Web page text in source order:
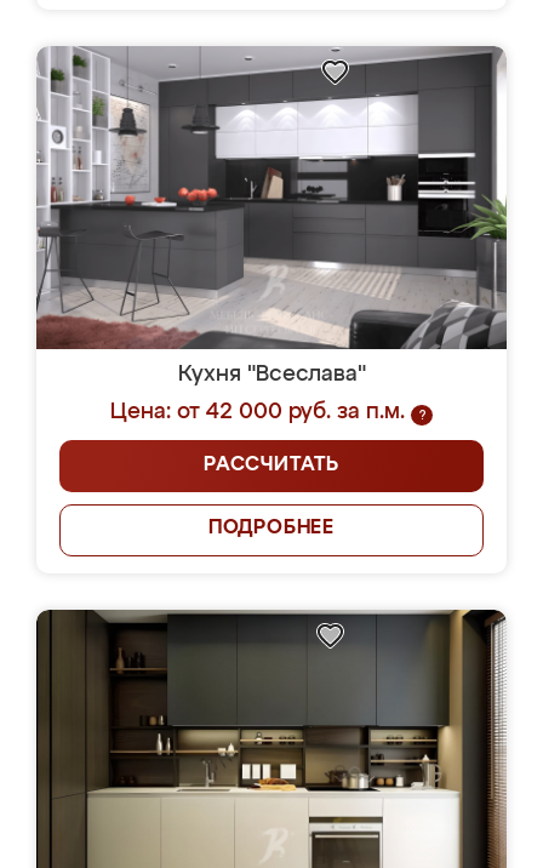
Кухня "Всеслава"
Цена: от 42 000 руб. за п.м.
?
РАССЧИТАТЬ
ПОДРОБНЕЕ